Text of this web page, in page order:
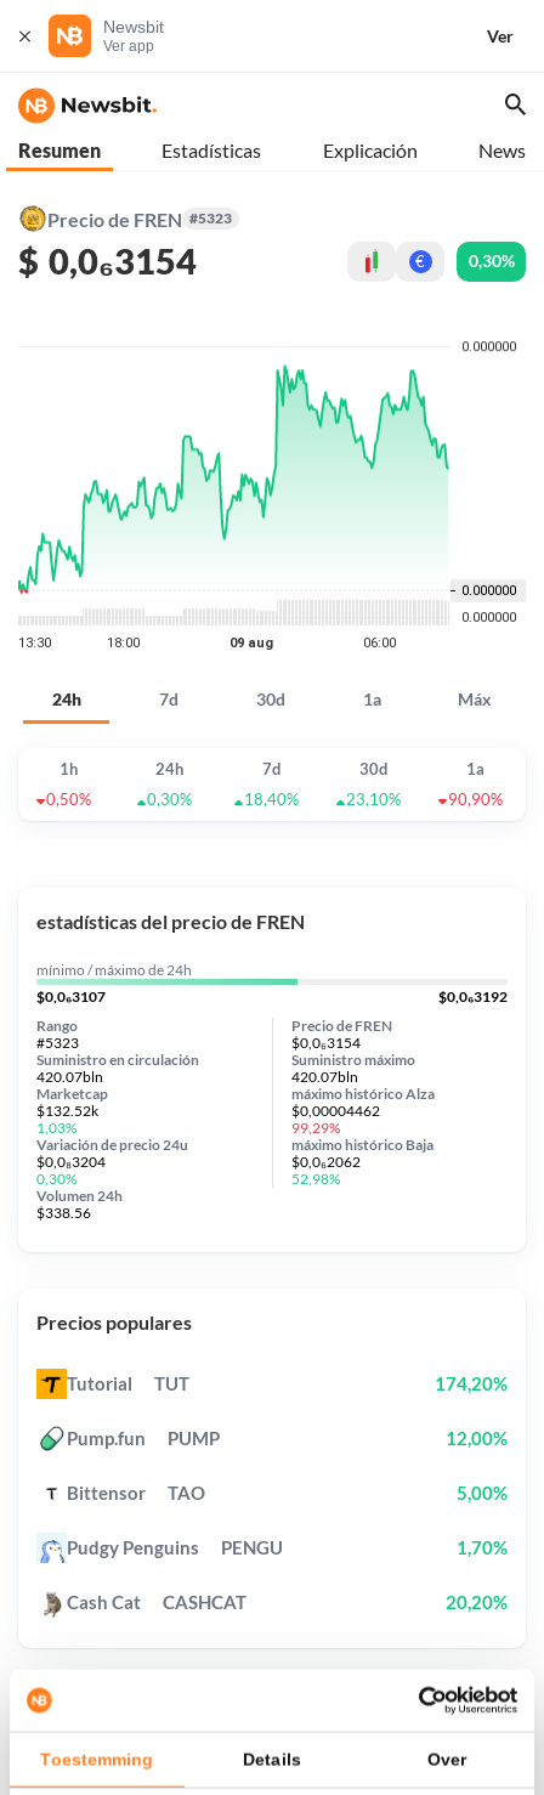
Toestemming Details Over
Newsbit
Ver app
Ver
Resumen Estadísticas Explicación News
Precio de FREN #5323
$ 0,0₆3154 € 0,30%
24h 7d 30d 1a Máx
1h 24h 7d 30d
1a
0,50%
0,30% 18,40% 23,10% 90,90%
¿Qué pasa si…?
Mira cuánto valor tendrías hoy si hubieras
estadísticas del precio de FREN
mínimo / máximo de 24h
$0,0₆3107
$0,0₆3192
Precio de FREN
$0,0₆3154
Suministro en circulación
420.07bln
Variación de precio 24u
$0,0₈3204
0,30%
Suministro máximo
420.07bln
Marketcap
$132.52k
1,03%
Volumen 24h
$338.56
Rango
#5323
máximo históricoAlza
$0,00004462
99,29%
máximo histórico Baja
$0,0₆2062
52,98%
Precios populares
Tutorial TUT 174,20%
Pump.fun PUMP 12,00%
Bittensor TAO 5,00%
Pudgy Penguins PENGU 1,70%
Cash Cat CASHCAT 20,20%